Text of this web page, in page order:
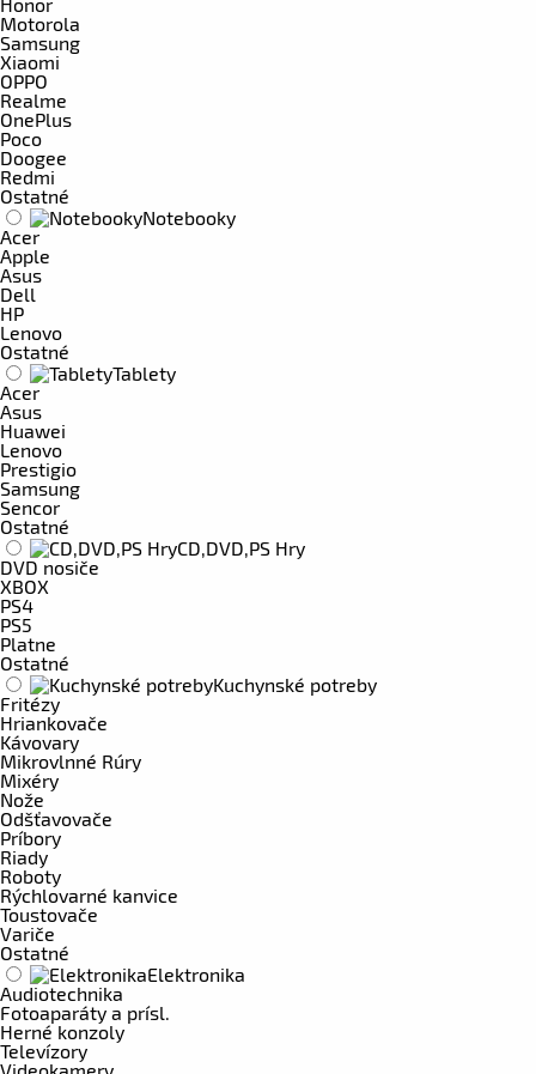
Motorola
Samsung
Xiaomi
OPPO
Realme
OnePlus
Poco
Doogee
Redmi
Ostatné
Notebooky
Acer
Apple
Asus
Dell
HP
Lenovo
Ostatné
Tablety
Acer
Asus
Huawei
Lenovo
Prestigio
Samsung
Sencor
Ostatné
CD,DVD,PS Hry
DVD nosiče
XBOX
PS4
PS5
Platne
Ostatné
Kuchynské potreby
Fritézy
Hriankovače
Kávovary
Mikrovlnné Rúry
Mixéry
Nože
Odšťavovače
Príbory
Riady
Roboty
Rýchlovarné kanvice
Toustovače
Variče
Ostatné
Elektronika
Audiotechnika
Fotoaparáty a prísl.
Herné konzoly
Televízory